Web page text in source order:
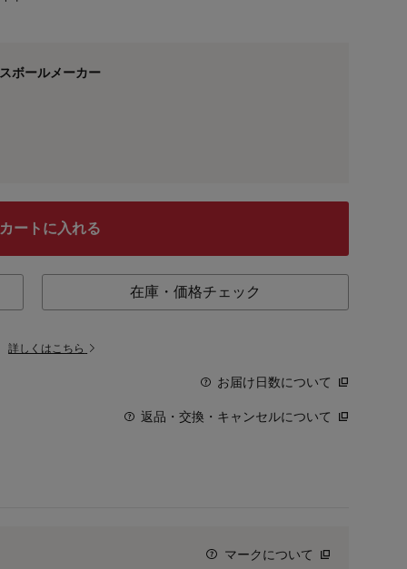
ボールメーカー
カートに入れる
在庫・価格チェック
詳しくはこちら
お届け日数について
返品・交換・キャンセルについて
マークについて